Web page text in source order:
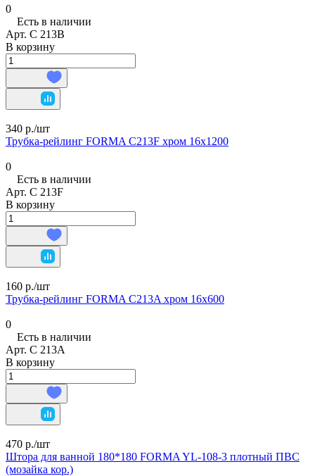
0
Есть в наличии
Арт. C 213B
В корзину
340 р./шт
Трубка-рейлинг FORMA C213F хром 16х1200
0
Есть в наличии
Арт. C 213F
В корзину
160 р./шт
Трубка-рейлинг FORMA C213A хром 16х600
0
Есть в наличии
Арт. C 213A
В корзину
470 р./шт
Штора для ванной 180*180 FORMA YL-108-3 плотный ПВС
(мозайка кор.)